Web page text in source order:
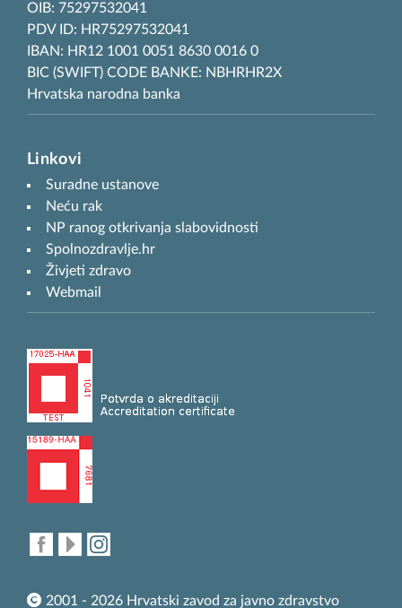
OIB: 75297532041
PDV ID: HR75297532041
IBAN: HR12 1001 0051 8630 0016 0
BIC (SWIFT) CODE BANKE: NBHRHR2X
Hrvatska narodna banka
Linkovi
Suradne ustanove
Neću rak
NP ranog otkrivanja slabovidnosti
Spolnozdravlje.hr
Živjeti zdravo
Webmail
2001 - 2026 Hrvatski zavod za javno zdravstvo